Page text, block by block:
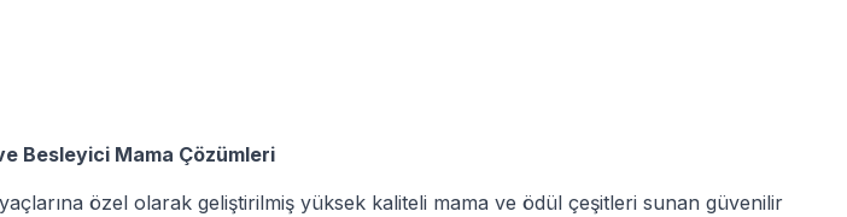
Besleyici Mama Çözümleri
özel olarak geliştirilmiş yüksek kaliteli mama ve ödül çeşitleri sunan güvenilir